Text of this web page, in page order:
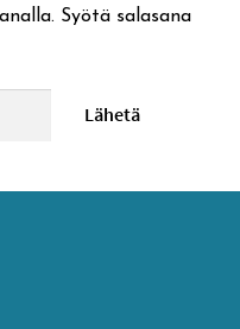
Syötä salasana